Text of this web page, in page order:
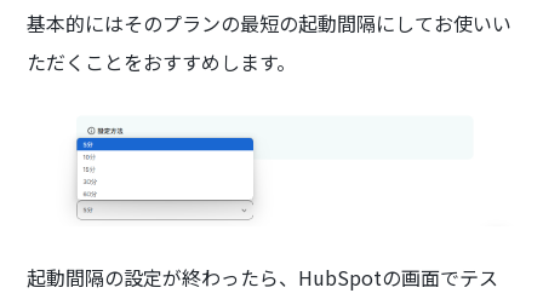
基本的にはそのプランの最短の起動間隔にしてお使いい
ただくことをおすすめします。
起動間隔の設定が終わったら、HubSpotの画面でテス